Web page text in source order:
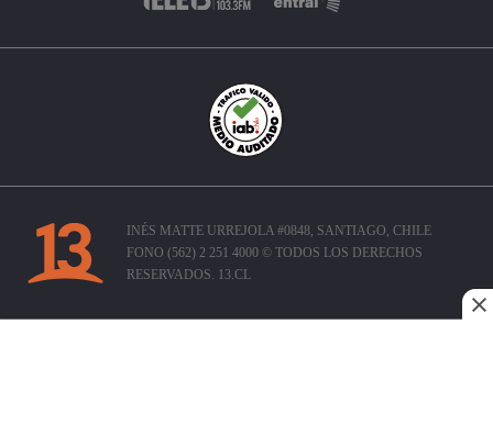
INÉS MATTE URREJOLA #0848, SANTIAGO, CHILE
FONO (562) 2 251 4000 © TODOS LOS DERECHOS
RESERVADOS. 13.CL